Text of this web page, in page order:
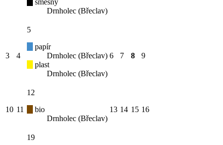
směsný
Drnholec (Břeclav)
3 4
5
papír
Drnholec (Břeclav)
plast
Drnholec (Břeclav)
6 7 8 9
10 11
12
bio
Drnholec (Břeclav)
13 14 15 16
19